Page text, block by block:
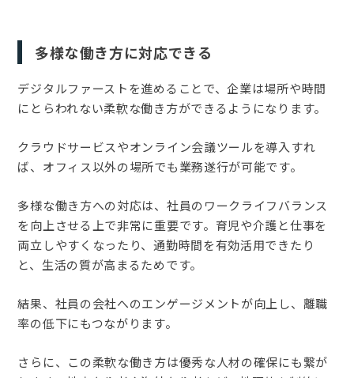
多様な働き方に対応できる
デジタルファーストを進めることで、企業は場所や時間
にとらわれない柔軟な働き方ができるようになります。
クラウドサービスやオンライン会議ツールを導入すれ
ば、オフィス以外の場所でも業務遂行が可能です。
多様な働き方への対応は、社員のワークライフバランス
を向上させる上で非常に重要です。育児や介護と仕事を
両立しやすくなったり、通勤時間を有効活用できたり
と、生活の質が高まるためです。
結果、社員の会社へのエンゲージメントが向上し、離職
率の低下にもつながります。
さらに、この柔軟な働き方は優秀な人材の確保にも繋が